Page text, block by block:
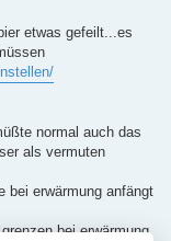
etwas gefeilt...es
normal auch das
als vermuten
bei erwärmung anfängt
bei erwärmung